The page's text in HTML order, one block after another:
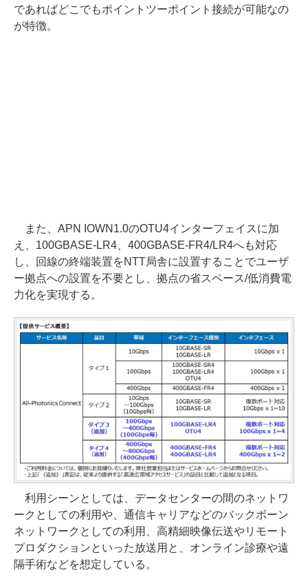
であればどこでもポイントツーポイント接続が可能なの
が特徴。
また、APN IOWN1.0のOTU4インターフェイスに加
え、100GBASE-LR4、400GBASE-FR4/LR4へも対応
し、回線の終端装置をNTT局舎に設置することでユーザ
ー拠点への設置を不要とし、拠点の省スペース/低消費電
力化を実現する。
利用シーンとしては、データセンターの間のネットワ
ークとしての利用や、通信キャリアなどのバックボーン
ネットワークとしての利用、高精細映像伝送やリモート
プロダクションといった放送用と、オンライン診療や遠
隔手術などを想定している。